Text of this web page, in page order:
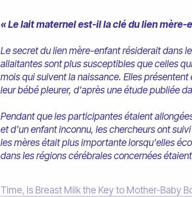
« Le lait maternel est-il la clé du lien mère-
Le secret du lien mère-enfant résiderait dans
allaitantes sont plus susceptibles que celles
mois qui suivent la naissance. Elles
leur bébé pleurer, d'après une étude publiée
Pendant que les participantes étaient
et d'un enfant inconnu, les chercheurs ont
les mères était plus importante lorsqu'elles
dans les régions cérébrales concernées
Time, Is Breast Milk the Key to Mother-Baby